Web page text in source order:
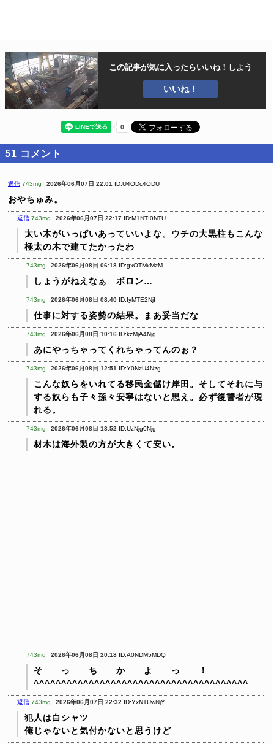
この記事が気に入ったらいいね！しよう
いいね！
51 コメント
返信 743mg 2026年06月07日 22:01 ID:U4ODc4ODU
おやちゅみ。
返信 743mg 2026年06月07日 22:17 ID:M1NTI0NTU
太い木がいっぱいあっていいよな。ウチの大黒柱もこんな
極太の木で建てたかったわ
743mg 2026年06月08日 06:18 ID:gxOTMxMzM
しょうがねえなぁ ボロン…
743mg 2026年06月08日 08:40 ID:IyMTE2NjI
仕事に対する姿勢の結果。まあ妥当だな
743mg 2026年06月08日 10:16 ID:kzMjA4Njg
あにやっちゃってくれちゃってんのぉ？
743mg 2026年06月08日 12:51 ID:Y0NzU4Nzg
こんな奴らをいれてる移民金儲け岸田。そしてそれに与
する奴らも子々孫々安寧はないと思え。必ず復讐者が現
れる。
743mg 2026年06月08日 18:52 ID:UzNjg0Njg
材木は海外製の方が大きくて安い。
743mg 2026年06月08日 20:18 ID:A0NDM5MDQ
そ っ ち か よ っ ！
^^^^^^^^^^^^^^^^^^^^^^^^^^^^^^^^^^^^^^^
返信 743mg 2026年06月07日 22:32 ID:YxNTUwNjY
犯人は白シャツ
俺じゃないと気付かないと思うけど